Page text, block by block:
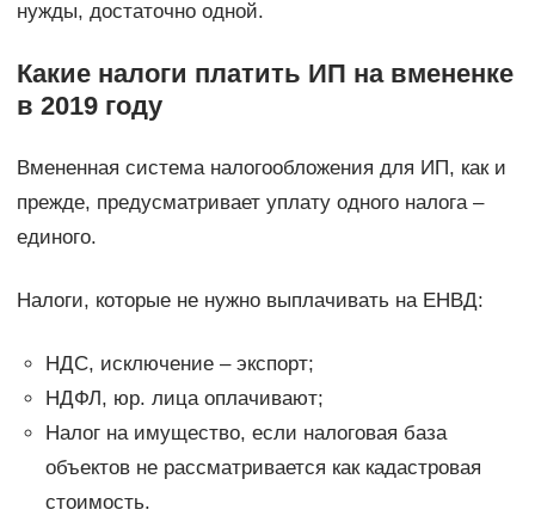
нужды, достаточно одной.
Какие налоги платить ИП на вмененке
в 2019 году
Вмененная система налогообложения для ИП, как и
прежде, предусматривает уплату одного налога –
единого.
Налоги, которые не нужно выплачивать на ЕНВД:
НДС, исключение – экспорт;
НДФЛ, юр. лица оплачивают;
Налог на имущество, если налоговая база
объектов не рассматривается как кадастровая
стоимость.